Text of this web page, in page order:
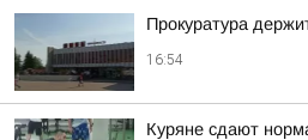
Прокуратура
16:54
Куряне сдают